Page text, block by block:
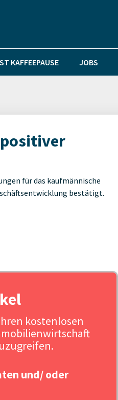
KAFFEEPAUSE JOBS
für das kaufmännische
bestätigt.
kostenlosen
und/ oder